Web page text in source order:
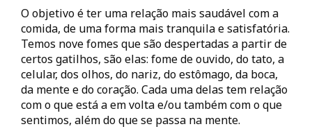
O objetivo é ter uma relação mais saudável com a
comida, de uma forma mais tranquila e satisfatória.
Temos nove fomes que são despertadas a partir de
certos gatilhos, são elas: fome de ouvido, do tato, a
celular, dos olhos, do nariz, do estômago, da boca,
da mente e do coração. Cada uma delas tem relação
com o que está a em volta e/ou também com o que
sentimos, além do que se passa na mente.